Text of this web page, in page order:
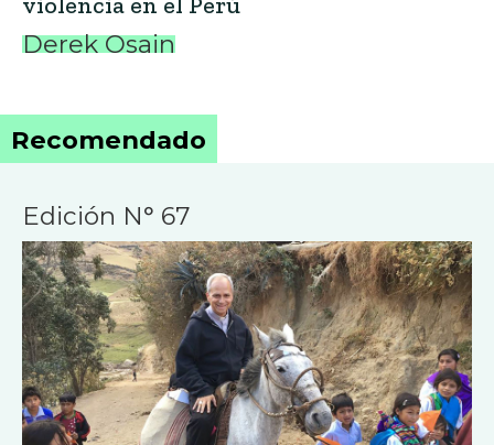
Derek Osain
Recomendado
Edición N° 67